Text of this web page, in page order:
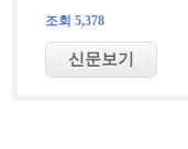
조회 5,378